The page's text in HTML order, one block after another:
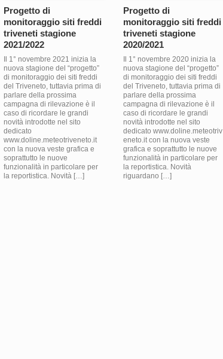
Progetto di
monitoraggio siti freddi
triveneti stagione
2021/2022
Il 1° novembre 2021 inizia la
nuova stagione del “progetto”
di monitoraggio dei siti freddi
del Triveneto, tuttavia prima di
parlare della prossima
campagna di rilevazione è il
caso di ricordare le grandi
novità introdotte nel sito
dedicato
www.doline.meteotriveneto.it
con la nuova veste grafica e
soprattutto le nuove
funzionalità in particolare per
la reportistica. Novità […]
Progetto di
monitoraggio siti freddi
triveneti stagione
2020/2021
Il 1° novembre 2020 inizia la
nuova stagione del “progetto”
di monitoraggio dei siti freddi
del Triveneto, tuttavia prima di
parlare della prossima
campagna di rilevazione è il
caso di ricordare le grandi
novità introdotte nel sito
dedicato www.doline.meteotriv
eneto.it con la nuova veste
grafica e soprattutto le nuove
funzionalità in particolare per
la reportistica. Novità
riguardano […]